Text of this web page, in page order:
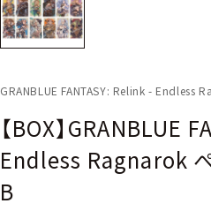
GRANBLUE FANTASY: Relink - Endless
【BOX】GRANBLUE
Endless Ragnarok
B